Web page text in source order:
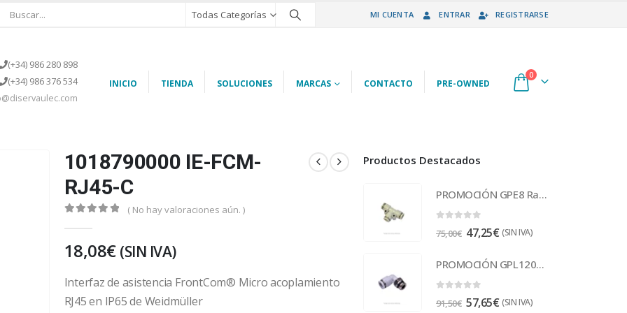
Todas Categorías MI CUENTA ENTRAR REGISTRARSE
(+34) 986 280 898
(+34) 986 376 534
INICIO TIENDA SOLUCIONES MARCAS CONTACTO PRE-OWNED
0
1018790000 IE-FCM-
RJ45-C
( No hay valoraciones aún. )
18,08€ (SIN IVA)
Interfaz de asistencia FrontCom® Micro acoplamiento
RJ45 en IP65 de Weidmüller
Productos Destacados
PROMOCIÓN GPE8 Racor
75,00€ 47,25€ (SIN IVA)
PROMOCIÓN GPL1201 Racor
91,50€ 57,65€ (SIN IVA)